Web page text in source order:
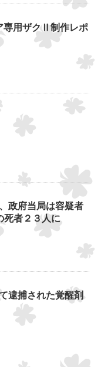
用ザクⅡ制作レポ
政府当局は容疑者
死者２３人に
逮捕された覚醒剤